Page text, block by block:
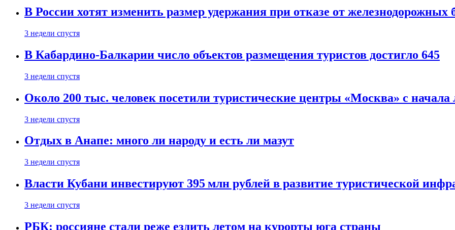
В России хотят изменить размер удержания при отказе от железнодорожных
3 недели спустя
В Кабардино-Балкарии число объектов размещения туристов достигло 645
3 недели спустя
Около 200 тыс. человек посетили туристические центры «Москва» с начала
3 недели спустя
Отдых в Анапе: много ли народу и есть ли мазут
3 недели спустя
Власти Кубани инвестируют 395 млн рублей в развитие туристической
3 недели спустя
РБК: россияне стали реже ездить летом на курорты юга страны